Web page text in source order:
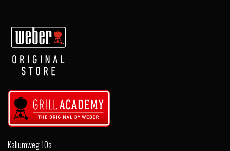
Kaliumweg 10a